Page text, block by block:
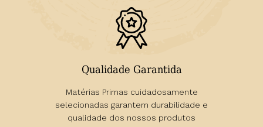
Qualidade Garantida
Matérias Primas cuidadosamente
selecionadas garantem durabilidade e
qualidade dos nossos produtos